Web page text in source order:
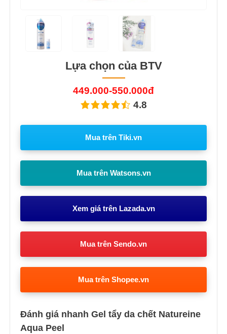
Lựa chọn của BTV
449.000-550.000đ
4.8
Mua trên Tiki.vn
Mua trên Watsons.vn
Xem giá trên Lazada.vn
Mua trên Sendo.vn
Mua trên Shopee.vn
Đánh giá nhanh Gel tẩy da chết Natureine
Aqua Peel